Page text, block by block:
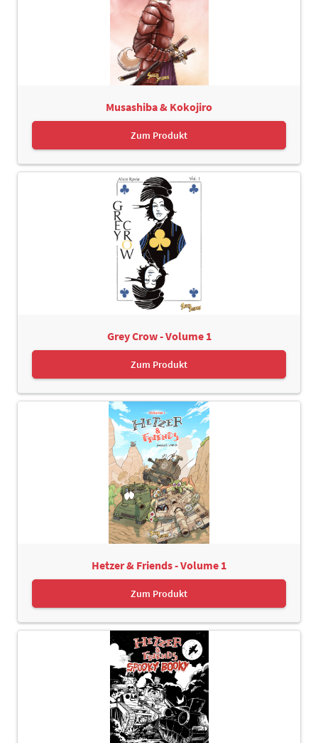
Musashiba & Kokojiro
Zum Produkt
Grey Crow - Volume 1
Zum Produkt
Hetzer & Friends - Volume 1
Zum Produkt